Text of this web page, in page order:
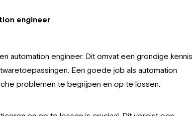
engineer
automation engineer. Dit omvat een grondige kennis
Een goede job als automation
problemen te begrijpen en op te lossen.